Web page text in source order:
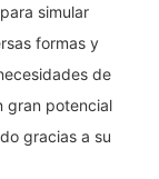
simular
formas y
de
gran potencial
gracias a su